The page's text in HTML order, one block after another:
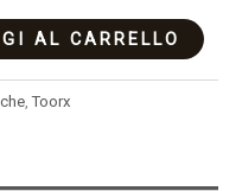
AL CARRELLO
,Toorx